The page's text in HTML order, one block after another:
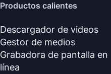
Productos calientes
Descargador de videos
Gestor de medios
Grabadora de pantalla en
línea